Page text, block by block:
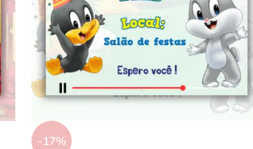
-17%